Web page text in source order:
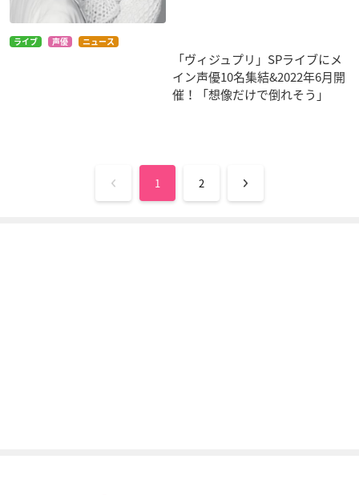
ライブ 声優 ニュース
「ヴィジュプリ」SPライブにメ
イン声優10名集結&2022年6月開
催！「想像だけで倒れそう」
1 2